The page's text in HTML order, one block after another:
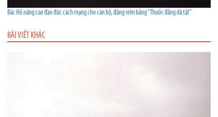
Bác Hồ nâng cao đạo đức cách mạng cho cán bộ, đảng viên bằng “Thuốc đắng dã tật”
BÀI VIẾT KHÁC